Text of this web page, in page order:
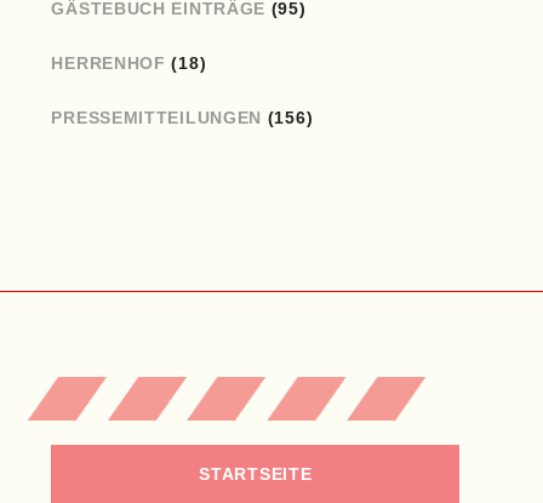
GÄSTEBUCH EINTRÄGE (95)
HERRENHOF (18)
PRESSEMITTEILUNGEN (156)
STARTSEITE